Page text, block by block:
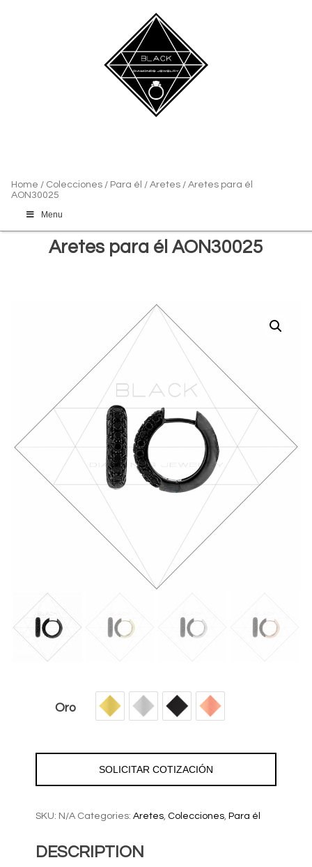
Menu
Home / Colecciones / Para él / Aretes / Aretes para él
AON30025
Aretes para él AON30025
Oro
AON30025
SOLICITAR COTIZACIÓN
SKU: N/A Categories:Aretes,Colecciones,Para él
DESCRIPTION